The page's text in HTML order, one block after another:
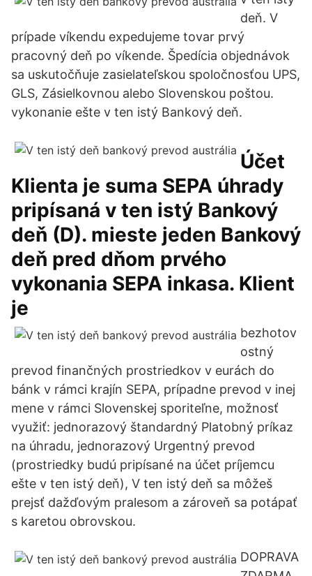
deň. V
prípade víkendu expedujeme tovar prvý
pracovný deň po víkende. Špedícia objednávok
sa uskutočňuje zasielateľskou spoločnosťou UPS,
GLS, Zásielkovnou alebo Slovenskou poštou.
vykonanie ešte v ten istý Bankový deň.
Účet
Klienta je suma SEPA úhrady
pripísaná v ten istý Bankový
deň (D). mieste jeden Bankový
deň pred dňom prvého
vykonania SEPA inkasa. Klient
je
bezhotov
ostný
prevod finančných prostriedkov v eurách do
bánk v rámci krajín SEPA, prípadne prevod v inej
mene v rámci Slovenskej sporiteľne, možnosť
využiť: jednorazový štandardný Platobný príkaz
na úhradu, jednorazový Urgentný prevod
(prostriedky budú pripísané na účet príjemcu
ešte v ten istý deň), V ten istý deň sa môžeš
prejsť dažďovým pralesom a zároveň sa potápať
s karetou obrovskou.
DOPRAVA